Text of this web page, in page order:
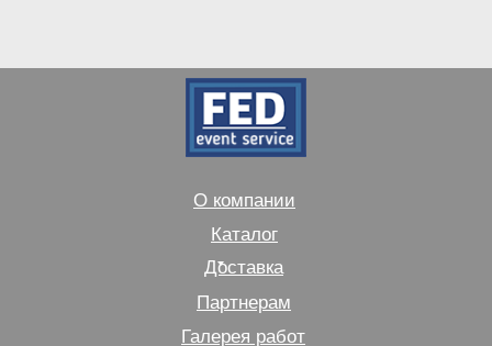
О компании
Каталог
Доставка
Галерея работ
Партнерам